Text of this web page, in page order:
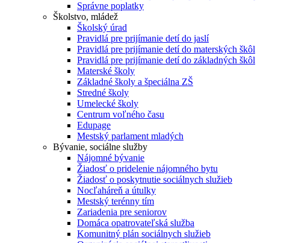
Správne poplatky
Školstvo, mládež
Školský úrad
Pravidlá pre prijímanie detí do jaslí
Pravidlá pre prijímanie detí do materských škôl
Pravidlá pre prijímanie detí do základných škôl
Materské školy
Základné školy a špeciálna ZŠ
Stredné školy
Umelecké školy
Centrum voľného času
Edupage
Mestský parlament mladých
Bývanie, sociálne služby
Nájomné bývanie
Žiadosť o pridelenie nájomného bytu
Žiadosť o poskytnutie sociálnych služieb
Nocľaháreň a útulky
Mestský terénny tím
Zariadenia pre seniorov
Domáca opatrovateľská služba
Komunitný plán sociálnych služieb